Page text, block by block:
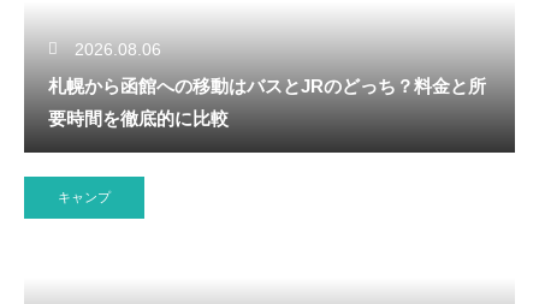
2026.08.06
札幌から函館への移動はバスとJRのどっち？料金と所
要時間を徹底的に比較
キャンプ